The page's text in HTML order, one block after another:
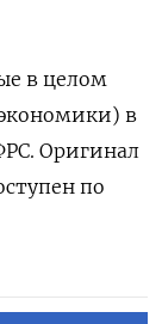
в целом
в
Оригинал
по